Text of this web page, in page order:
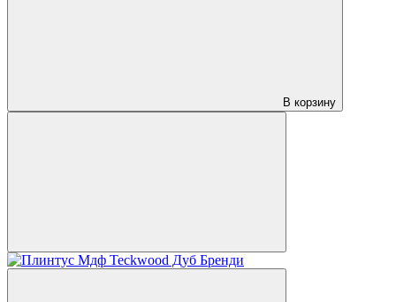
В корзину